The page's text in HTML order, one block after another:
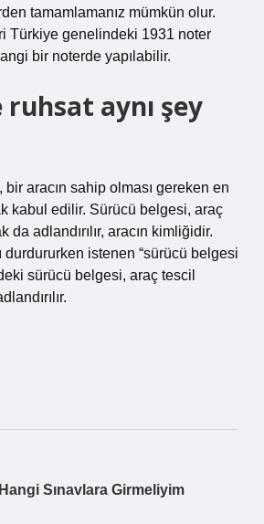
tamamlamanız mümkün olur.
Türkiye genelindeki 1931 noter
bir noterde yapılabilir.
ruhsat aynı şey
aracın sahip olması gereken en
kabul edilir. Sürücü belgesi, araç
adlandırılır, aracın kimliğidir.
durdururken istenen “sürücü belgesi
sürücü belgesi, araç tescil
Sınavlara Girmeliyim